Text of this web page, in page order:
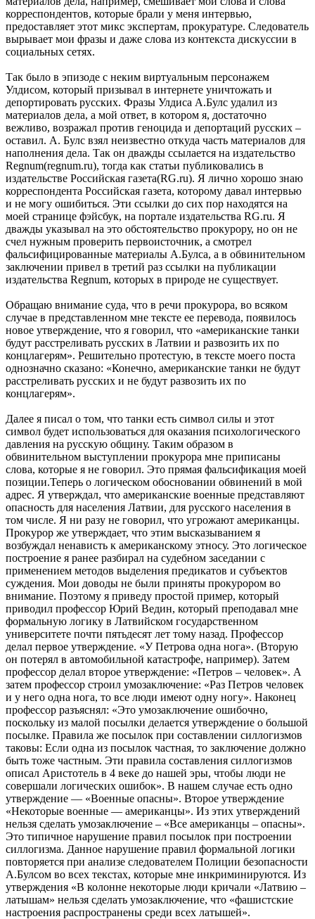
корреспондентов, которые брали у меня интервью,
предоставляет этот микс экспертам, прокуратуре. Следователь
вырывает мои фразы и даже слова из контекста дискуссии в
социальных сетях.
Так было в эпизоде с неким виртуальным персонажем
Улдисом, который призывал в интернете уничтожать и
депортировать русских. Фразы Улдиса А.Булс удалил из
материалов дела, а мой ответ, в котором я, достаточно
вежливо, возражал против геноцида и депортаций русских –
оставил. А. Булс взял неизвестно откуда часть материалов для
наполнения дела. Так он дважды ссылается на издательство
Regnum(regnum.ru), тогда как статьи публиковались в
издательстве Российская газета(RG.ru). Я лично хорошо знаю
корреспондента Российская газета, которому давал интервью
и не могу ошибиться. Эти ссылки до сих пор находятся на
моей странице фэйсбук, на портале издательства RG.ru. Я
дважды указывал на это обстоятельство прокурору, но он не
счел нужным проверить первоисточник, а смотрел
фальсифицированные материалы А.Булса, а в обвинительном
заключении привел в третий раз ссылки на публикации
издательства Regnum, которых в природе не существует.
Обращаю внимание суда, что в речи прокурора, во всяком
случае в представленном мне тексте ее перевода, появилось
новое утверждение, что я говорил, что «американские танки
будут расстреливать русских в Латвии и развозить их по
концлагерям». Решительно протестую, в тексте моего поста
однозначно сказано: «Конечно, американские танки не будут
расстреливать русских и не будут развозить их по
концлагерям».
Далее я писал о том, что танки есть символ силы и этот
символ будет использоваться для оказания психологического
давления на русскую общину. Таким образом в
обвинительном выступлении прокурора мне приписаны
слова, которые я не говорил. Это прямая фальсификация моей
позиции.Теперь о логическом обосновании обвинений в мой
адрес. Я утверждал, что американские военные представляют
опасность для населения Латвии, для русского населения в
том числе. Я ни разу не говорил, что угрожают американцы.
Прокурор же утверждает, что этим высказыванием я
возбуждал ненависть к американскому этносу. Это логическое
построение я ранее разбирал на судебном заседании с
применением методов выделения предикатов и субъектов
суждения. Мои доводы не были приняты прокурором во
внимание. Поэтому я приведу простой пример, который
приводил профессор Юрий Ведин, который преподавал мне
формальную логику в Латвийском государственном
университете почти пятьдесят лет тому назад. Профессор
делал первое утверждение. «У Петрова одна нога». (Вторую
он потерял в автомобильной катастрофе, например). Затем
профессор делал второе утверждение: «Петров – человек». А
затем профессор строил умозаключение: «Раз Петров человек
и у него одна нога, то все люди имеют одну ногу». Наконец
профессор разъяснял: «Это умозаключение ошибочно,
поскольку из малой посылки делается утверждение о большой
посылке. Правила же посылок при составлении силлогизмов
таковы: Если одна из посылок частная, то заключение должно
быть тоже частным. Эти правила составления силлогизмов
описал Аристотель в 4 веке до нашей эры, чтобы люди не
совершали логических ошибок». В нашем случае есть одно
утверждение — «Военные опасны». Второе утверждение
«Некоторые военные — американцы». Из этих утверждений
нельзя сделать умозаключение – «Все американцы – опасны».
Это типичное нарушение правил посылок при построении
силлогизма. Данное нарушение правил формальной логики
повторяется при анализе следователем Полиции безопасности
А.Булсом во всех текстах, которые мне инкриминируются. Из
утверждения «В колонне некоторые люди кричали «Латвию –
латышам» нельзя сделать умозаключение, что «фашистские
настроения распространены среди всех латышей».